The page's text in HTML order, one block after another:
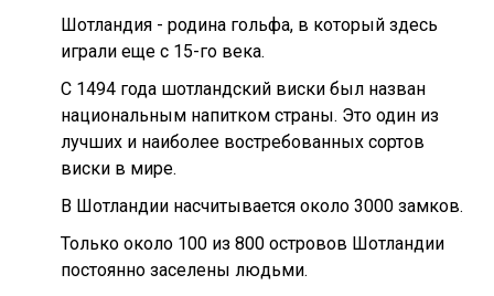
Шотландия - родина гольфа, в который здесь
играли еще с 15-го века.
С 1494 года шотландский виски был назван
национальным напитком страны. Это один из
лучших и наиболее востребованных сортов
виски в мире.
В Шотландии насчитывается около 3000 замков.
Только около 100 из 800 островов Шотландии
постоянно заселены людьми.